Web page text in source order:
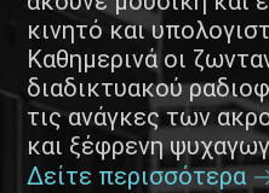
κινητό και
Καθημερινά οι
διαδικτυακού
τις ανάγκες των
και ξέφρενη
Δείτε περισσότερα